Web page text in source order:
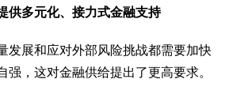
基层之声
供多元化、接力式金融支持
展和应对外部风险挑战都需要加快
强，这对金融供给提出了更高要求。